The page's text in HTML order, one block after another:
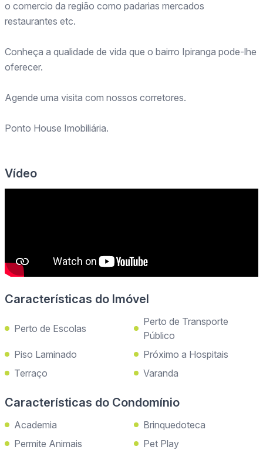
o comercio da região como padarias mercados
restaurantes etc.
Conheça a qualidade de vida que o bairro Ipiranga pode-lhe
oferecer.
Agende uma visita com nossos corretores.
Ponto House Imobiliária.
Vídeo
Características do Imóvel
Perto de Escolas
Perto de Transporte
Público
Piso Laminado
Próximo a Hospitais
Terraço
Varanda
Características do Condomínio
Academia
Brinquedoteca
Permite Animais
Pet Play